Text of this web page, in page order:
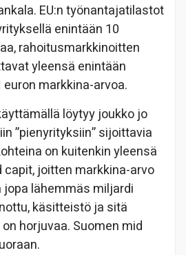
EU:n työnantajatilastot
enintään 10
rahoitusmarkkinoitten
yleensä enintään
euron markkina-arvoa.
löytyy joukko jo
”pienyrityksiin” sijoittavia
on kuitenkin yleensä
capit, joitten markkina-arvo
lähemmäs miljardi
käsitteistö ja sitä
horjuvaa. Suomen mid